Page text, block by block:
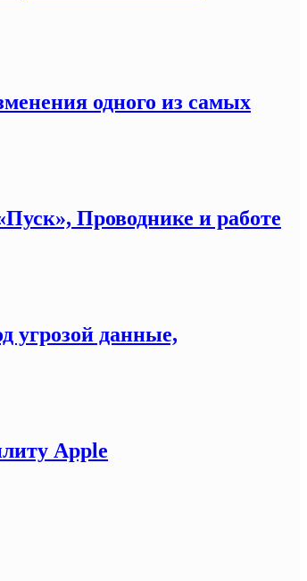
одного из самых
Проводнике и работе
угрозой данные,
Apple